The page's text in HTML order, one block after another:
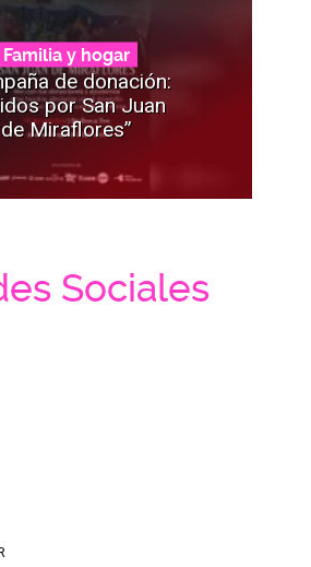
Familia y hogar
de donación:
por San Juan
de Miraflores”
Sociales